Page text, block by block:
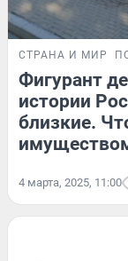
СТРАНА И МИР
Фигурант
истории
близкие.
4 марта, 2025, 11:00